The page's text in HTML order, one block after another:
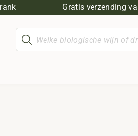
Gratis verzending
Producten
zoeken